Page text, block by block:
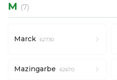
M (7)
Marck 62730
Mazingarbe 62670